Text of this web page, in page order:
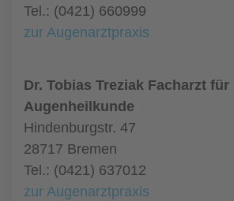
Tel.: (0421) 660999
zur Augenarztpraxis
Dr. Tobias Treziak Facharzt für
Augenheilkunde
Hindenburgstr. 47
28717 Bremen
Tel.: (0421) 637012
zur Augenarztpraxis